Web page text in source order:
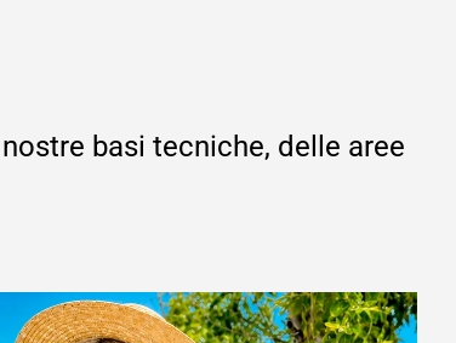
basi tecniche, delle aree